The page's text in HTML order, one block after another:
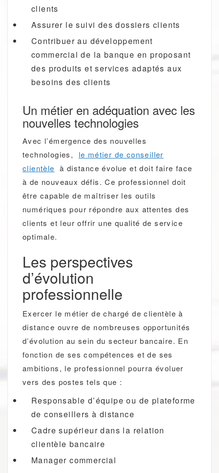
clients
Assurer le suivi des dossiers clients
Contribuer au développement
commercial de la banque en proposant
des produits et services adaptés aux
besoins des clients
Un métier en adéquation avec les
nouvelles technologies
Avec l’émergence des nouvelles
technologies,
le métier de conseiller
clientèle à distance évolue et doit faire face
à de nouveaux défis. Ce professionnel doit
être capable de maîtriser les outils
numériques pour répondre aux attentes des
clients et leur offrir une qualité de service
optimale.
Les perspectives
d’évolution
professionnelle
Exercer le métier de chargé de clientèle à
distance ouvre de nombreuses opportunités
d’évolution au sein du secteur bancaire. En
fonction de ses compétences et de ses
ambitions, le professionnel pourra évoluer
vers des postes tels que :
Responsable d’équipe ou de plateforme
de conseillers à distance
Cadre supérieur dans la relation
clientèle bancaire
Manager commercial